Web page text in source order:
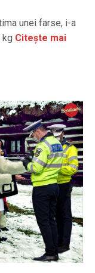
unei farse, i-a
kg Citește mai